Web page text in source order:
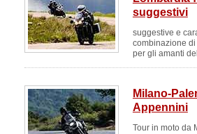
suggestivi
suggestive e
combinazione
per gli amanti
Milano-
Appennini
Tour in moto da